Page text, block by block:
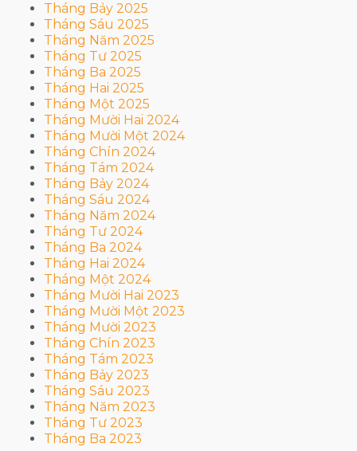
Tháng Bảy 2025
Tháng Sáu 2025
Tháng Năm 2025
Tháng Tư 2025
Tháng Ba 2025
Tháng Hai 2025
Tháng Một 2025
Tháng Mười Hai 2024
Tháng Mười Một 2024
Tháng Chín 2024
Tháng Tám 2024
Tháng Bảy 2024
Tháng Sáu 2024
Tháng Năm 2024
Tháng Tư 2024
Tháng Ba 2024
Tháng Hai 2024
Tháng Một 2024
Tháng Mười Hai 2023
Tháng Mười Một 2023
Tháng Mười 2023
Tháng Chín 2023
Tháng Tám 2023
Tháng Bảy 2023
Tháng Sáu 2023
Tháng Năm 2023
Tháng Tư 2023
Tháng Ba 2023